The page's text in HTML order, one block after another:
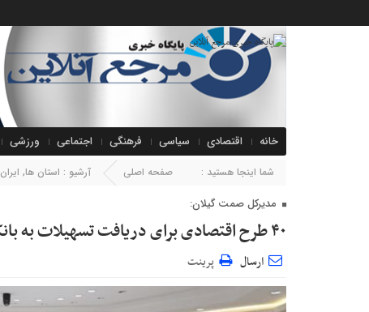
خانه اقتصادی سیاسی فرهنگی اجتماعی ورزشی
شما اینجا هستید : صفحه اصلی آرشیو : استان ها, ایران
مدیرکل صمت گیلان:
۴۰ طرح اقتصادی برای دریافت تسهیلات به بانک های عامل معرفی شدند
ارسال پرینت